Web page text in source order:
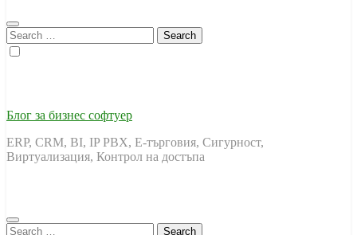
Search
for:
Блог за бизнес софтуер
ERP, CRM, BI, IP PBX, Е-търговия, Сигурност,
Виртуализация, Контрол на достъпа
Search